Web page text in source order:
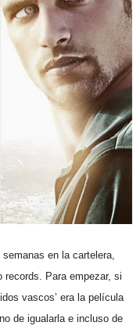
en la cartelera,
records. Para empezar, si
vascos’ era la película
de igualarla e incluso de